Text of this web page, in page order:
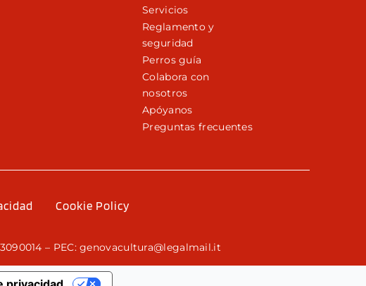
Servicios
Reglamento y
seguridad
Perros guía
Colabora con
nosotros
Apóyanos
Preguntas frecuentes
Cookie Policy
– PEC: genovacultura@legalmail.it